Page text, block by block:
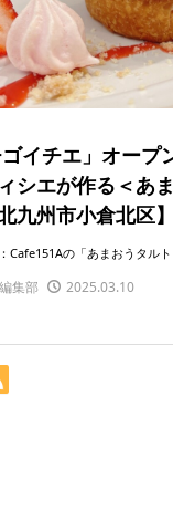
ゴイチエ」オー
シエが作る＜あ
九州市小倉北区】
Cafe151Aの「あまおうタルト
集部 2025.03.10